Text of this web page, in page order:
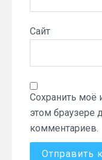
Сайт
Сохранить моё
этом браузере
комментариев.